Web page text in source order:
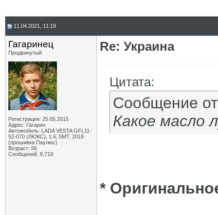
11.04.2021, 11:19
Гагаринец
Продвинутый
Регистрация: 25.05.2015
Адрес: Гагарин
Автомобиль: LADA VESTA GFL11-
52-070 (ЛЮКС), 1.6, 5МТ, 2018
(прошивка Паулюс)
Возраст: 56
Сообщений: 8,719
Re: Украина
Цитата:
Сообщение
Какое масло
*